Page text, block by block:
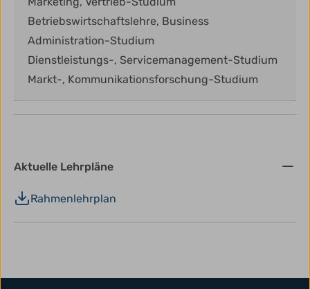
Betriebswirtschaftslehre, Business
Administration-Studium
Dienstleistungs-, Servicemanagement-Studium
Markt-, Kommunikationsforschung-Studium
Aktuelle Lehrpläne
Rahmenlehrplan